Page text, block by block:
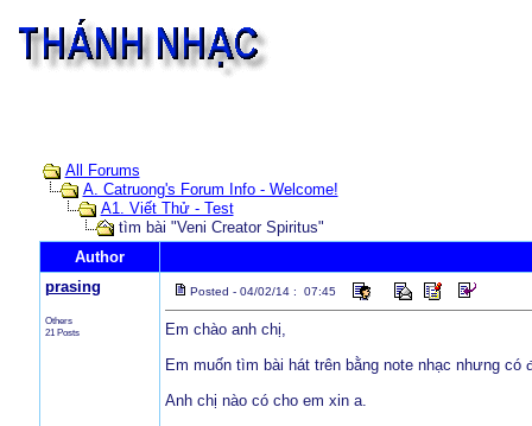
All Forums
A. Catruong's Forum Info - Welcome!
A1. Viết Thử - Test
tìm bài "Veni Creator Spiritus"
Author
prasing
Others
21 Posts
Posted - 04/02/14 : 07:45
Em chào anh chị,
Em muốn tìm bài hát trên bằng note nhạc nhưng có
Anh chị nào có cho em xin a.